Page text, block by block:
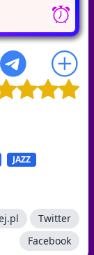
JAZZ
Twitter
Facebook